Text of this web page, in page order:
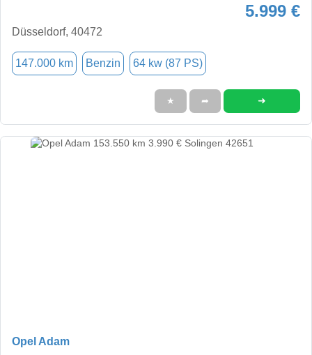
5.999 €
Düsseldorf, 40472
147.000 km Benzin 64 kw (87 PS)
★ ➦ ➜
Opel Adam